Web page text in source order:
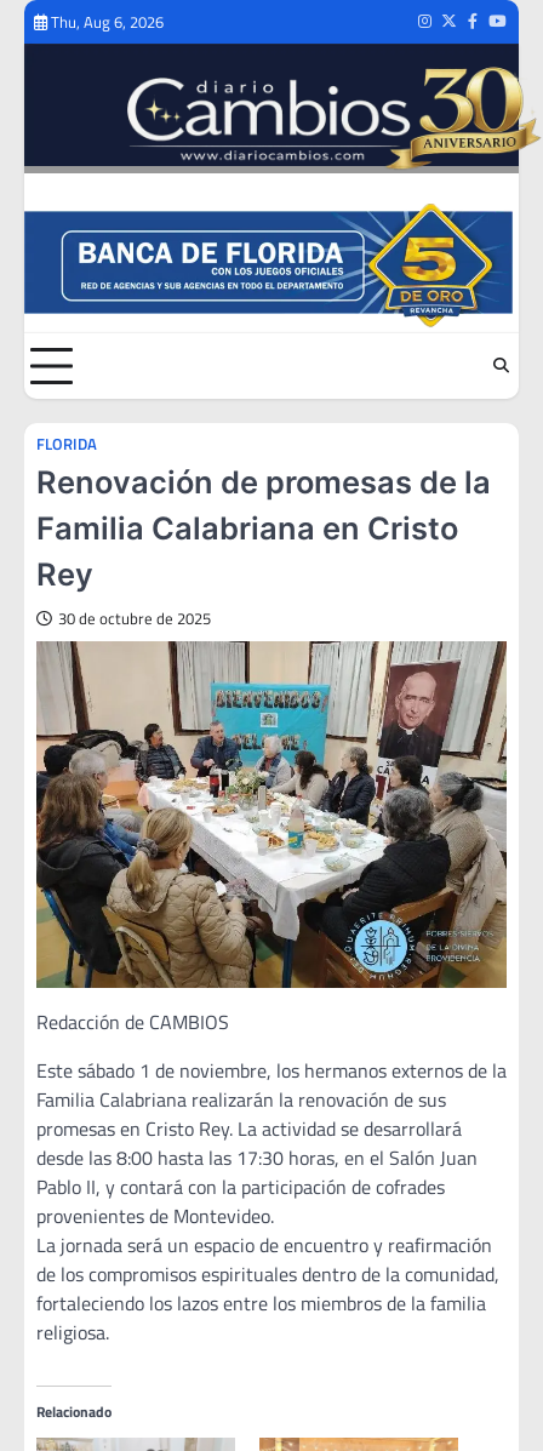
Skip
Thu, Aug 6, 2026 Instagram
TwitterFacebook
FLORIDA
Renovación de promesas de la
Familia Calabriana en Cristo
Rey
30 de octubre de 2025
Redacción de CAMBIOS
Este sábado 1 de noviembre, los hermanos externos de la
Familia Calabriana realizarán la renovación de sus
promesas en Cristo Rey. La actividad se desarrollará
desde las 8:00 hasta las 17:30 horas, en el Salón Juan
Pablo II, y contará con la participación de cofrades
provenientes de Montevideo.
La jornada será un espacio de encuentro y reafirmación
de los compromisos espirituales dentro de la comunidad,
fortaleciendo los lazos entre los miembros de la familia
religiosa.
Relacionado